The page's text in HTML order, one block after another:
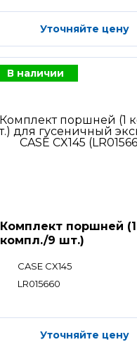
Уточняйте цену
В наличии
Комплект поршней (1
компл./9 шт.)
CASE CX145
LR015660
Уточняйте цену